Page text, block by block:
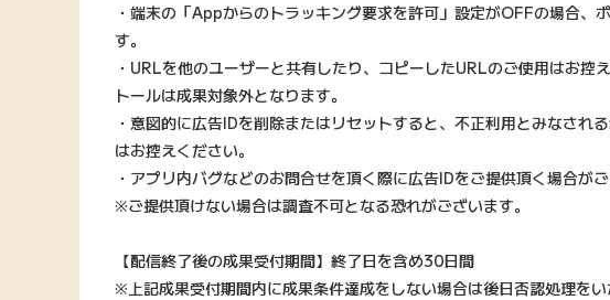
・端末の「Appからのトラッキング要求を許可」設定がOFFの場合、
す。
・URLを他のユーザーと共有したり、コピーしたURLのご使用はお控
トールは成果対象外となります。
・意図的に広告IDを削除またはリセットすると、不正利用とみなされ
はお控えください。
・アプリ内バグなどのお問合せを頂く際に広告IDをご提供頂く場合がご
※ご提供頂けない場合は調査不可となる恐れがございます。
【配信終了後の成果受付期間】終了日を含め30日間
※上記成果受付期間内に成果条件達成をしない場合は後日否認処理をい